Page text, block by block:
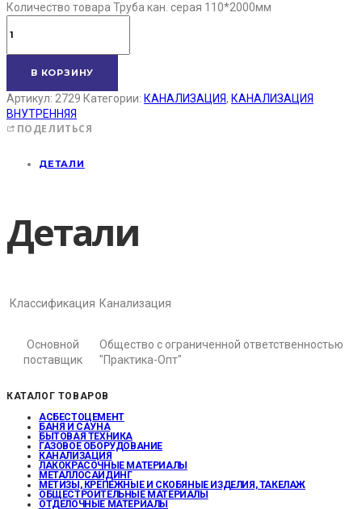
Количество товара Труба кан. серая 110*2000мм
В КОРЗИНУ
Артикул: 2729 Категории: КАНАЛИЗАЦИЯ, КАНАЛИЗАЦИЯ
ВНУТРЕННЯЯ
ПОДЕЛИТЬСЯ
ДЕТАЛИ
Детали
Классификация Канализация
Основной
поставщик
Общество с ограниченной ответственностью
"Практика-Опт"
КАТАЛОГ ТОВАРОВ
АСБЕСТОЦЕМЕНТ
БАНЯ И САУНА
БЫТОВАЯ ТЕХНИКА
ГАЗОВОЕ ОБОРУДОВАНИЕ
КАНАЛИЗАЦИЯ
ЛАКОКРАСОЧНЫЕ МАТЕРИАЛЫ
МЕТАЛЛОСАЙДИНГ
МЕТИЗЫ, КРЕПЕЖНЫЕ И СКОБЯНЫЕ ИЗДЕЛИЯ, ТАКЕЛАЖ
ОБЩЕСТРОИТЕЛЬНЫЕ МАТЕРИАЛЫ
ОТДЕЛОЧНЫЕ МАТЕРИАЛЫ